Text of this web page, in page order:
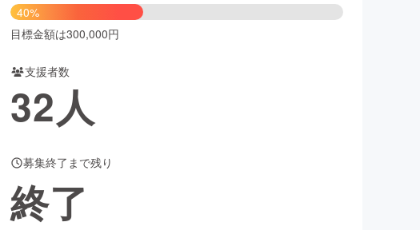
・ヘルスケア
40%
目標金額は300,000円
支援者数
32人
募集終了まで残り
終了